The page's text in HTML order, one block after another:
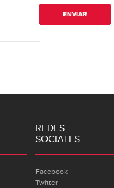
REDES
SOCIALES
Facebook
Twitter